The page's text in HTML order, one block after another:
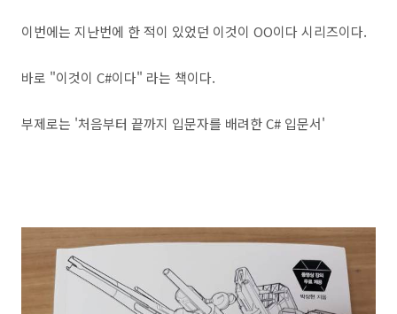
이번에는 지난번에 한 적이 있었던 이것이 OO이다 시리즈이다.
바로 "이것이 C#이다" 라는 책이다.
부제로는 '처음부터 끝까지 입문자를 배려한 C# 입문서'